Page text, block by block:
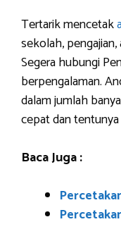
Tertarik mencetak
sekolah,
Segera hubungi
berpengalaman.
dalam jumlah
cepat dan
Baca Juga :